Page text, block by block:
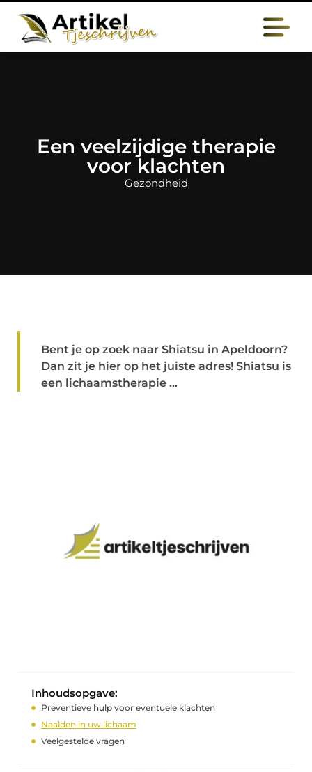
Een veelzijdige therapie
voor klachten
Gezondheid
Bent je op zoek naar Shiatsu in Apeldoorn?
Dan zit je hier op het juiste adres! Shiatsu is
een lichaamstherapie ...
Inhoudsopgave:
Preventieve hulp voor eventuele klachten
Naalden in uw lichaam
Veelgestelde vragen